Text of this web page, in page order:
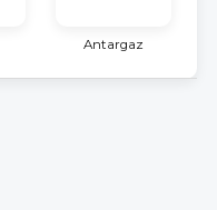
Antargaz